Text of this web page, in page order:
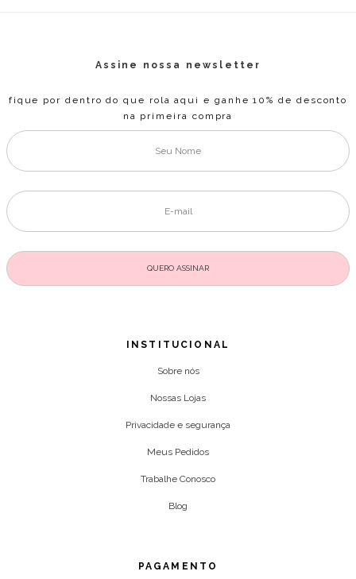
Assine nossa newsletter
fique por dentro do que rola aqui e ganhe 10% de desconto
na primeira compra
INSTITUCIONAL
Sobre nós
Nossas Lojas
Privacidade e segurança
Meus Pedidos
Trabalhe Conosco
Blog
PAGAMENTO